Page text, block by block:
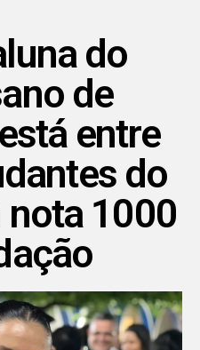
do
de
entre
do
1000